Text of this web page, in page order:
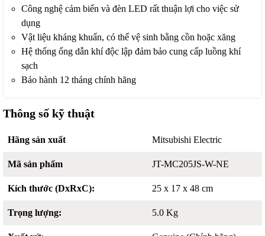
Công nghệ cảm biến và đèn LED rất thuận lợi cho việc sử
dụng
Vật liệu kháng khuẩn, có thể vệ sinh bằng cồn hoặc xăng
Hệ thống ống dẫn khí độc lập đảm bảo cung cấp luồng khí
sạch
Bảo hành 12 tháng chính hãng
Thông số kỹ thuật
Hãng sản xuất Mitsubishi Electric
Mã sản phẩm JT-MC205JS-W-NE
Kích thước (DxRxC): 25 x 17 x 48 cm
Trọng lượng: 5.0 Kg